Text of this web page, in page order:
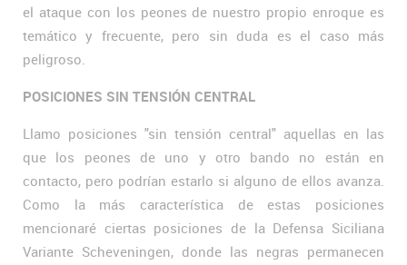
el ataque con los peones de nuestro propio enroque es
temático y frecuente, pero sin duda es el caso más
peligroso.
POSICIONES SIN TENSIÓN CENTRAL
Llamo posiciones "sin tensión central" aquellas en las
que los peones de uno y otro bando no están en
contacto, pero podrían estarlo si alguno de ellos avanza.
Como la más característica de estas posiciones
mencionaré ciertas posiciones de la Defensa Siciliana
Variante Scheveningen, donde las negras permanecen